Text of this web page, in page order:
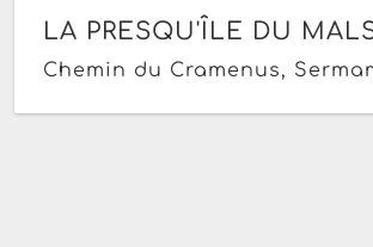
LA PRESQU'ÎLE DU
Chemin du Cramenus,